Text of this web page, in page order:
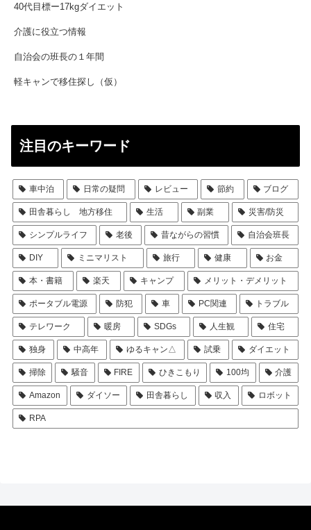
40代目標ー17kgダイエット
介護に役立つ情報
自治会の班長の１年間
軽キャンで移住探し（仮）
注目のキーワード
車中泊 日常の疑問 レビュー 節約 ブログ
田舎暮らし 地方移住 生活 副業 災害/防災
シンプルライフ 老後 昔ながらの習慣 自治会班長
DIY ミニマリスト 旅行 健康 お金
本・書籍 楽天 キャンプ メリット・デメリット
ポータブル電源 防犯 車 PC関連 トラブル
テレワーク 暖房 SDGs 人生観 住宅
独身 中高年 ゆるキャン△ 試乗 ダイエット
掃除 騒音 FIRE ひきこもり 100均 介護
Amazon ダイソー 田舎暮らし 収入 ロボット
RPA